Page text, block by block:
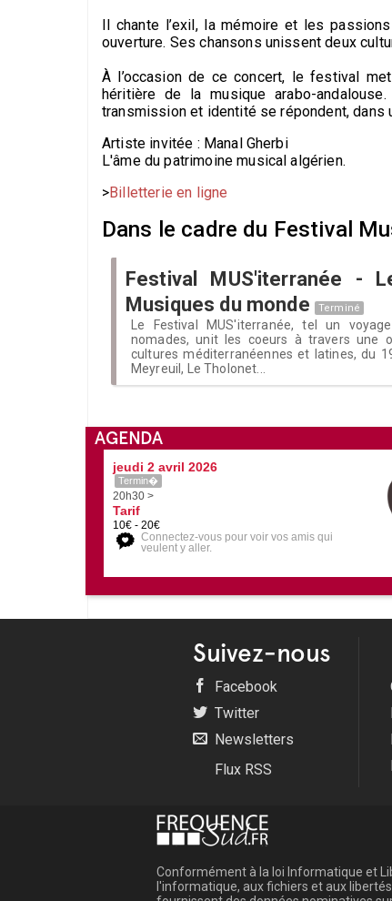
Il chante l’exil, la mémoire et les
ouverture. Ses chansons unissent deux
À l’occasion de ce concert, le festival
héritière de la musique arabo-
transmission et identité se répondent, dans
Artiste invitée : Manal Gherbi
L'âme du patrimoine musical algérien.
>Billetterie en ligne
Dans le cadre du Festival
Festival MUS'iterranée -
Musiques du monde
Terminé
Le Festival MUS'iterranée, tel un
nomades, unit les coeurs à travers une
cultures méditerranéennes et latines, du
Meyreuil, Le Tholonet...
AGENDA
jeudi 2 avril 2026
Termin�
20h30 >
Tarif
10€ - 20€
Connectez-vous pour voir vos amis qui
veulent y aller.
Suivez-nous
Facebook
Twitter
Newsletters
Flux RSS
Conformément à la loi Informatique et
l'informatique, aux fichiers et aux